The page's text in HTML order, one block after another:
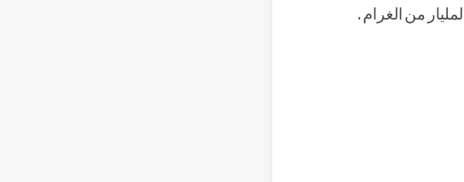
من الغرام .